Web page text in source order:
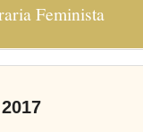
Feminista